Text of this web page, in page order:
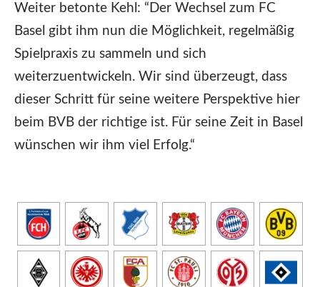
Weiter betonte Kehl: “Der Wechsel zum FC
Basel gibt ihm nun die Möglichkeit, regelmäßig
Spielpraxis zu sammeln und sich
weiterzuentwickeln. Wir sind überzeugt, dass
dieser Schritt für seine weitere Perspektive hier
beim BVB der richtige ist. Für seine Zeit in Basel
wünschen wir ihm viel Erfolg.“